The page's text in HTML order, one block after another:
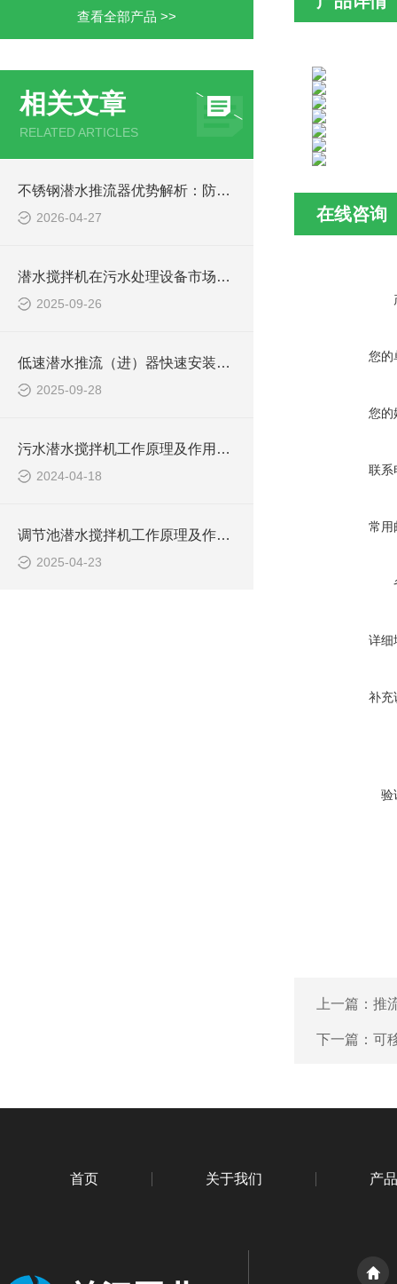
查看全部产品 >>
相关文章
RELATED ARTICLES
不锈钢潜水推流器优势解析：防腐耐用污水处理设备
2026-04-27
潜水搅拌机在污水处理设备市场的发展及产品优势
2025-09-26
低速潜水推流（进）器快速安装方法
2025-09-28
污水潜水搅拌机工作原理及作用特点、安装图、CAD结构图
2024-04-18
调节池潜水搅拌机工作原理及作用特点、安装图、CAD结构图
2025-04-23
在线咨询
您的
您的
联系
常用
详细
补充
验
上一篇： 推
下一篇： 可
首页 关于我们 产